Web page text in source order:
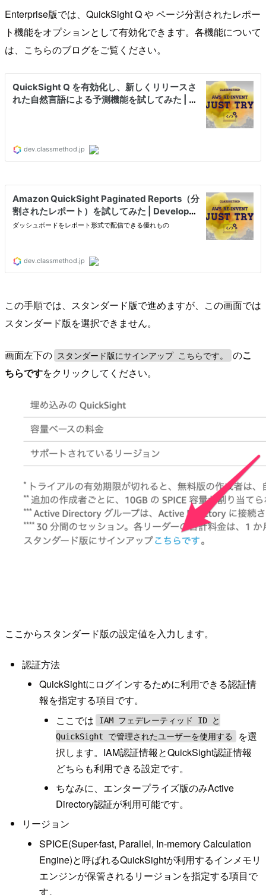
Enterprise版では、QuickSight Q や ページ分割されたレポー
ト機能をオプションとして有効化できます。各機能について
は、こちらのブログをご覧ください。
この手順では、スタンダード版で進めますが、この画面では
スタンダード版を選択できません。
画面左下の スタンダード版にサインアップ こちらです。 のこ
ちらですをクリックしてください。
ここからスタンダード版の設定値を入力します。
認証方法
QuickSightにログインするために利用できる認証情
報を指定する項目です。
ここでは
IAM フェデレーティッド ID と
QuickSight で管理されたユーザーを使用する
を選
択します。IAM認証情報とQuickSight認証情報
どちらも利用できる設定です。
ちなみに、エンタープライズ版のみActive
Directory認証が利用可能です。
リージョン
SPICE(Super-fast, Parallel, In-memory Calculation
Engine)と呼ばれるQuickSightが利用するインメモリ
エンジンが保管されるリージョンを指定する項目で
す。